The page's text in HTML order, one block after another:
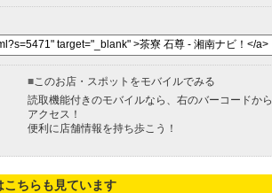
■ このお店・スポットをモバイルでみる
読取機能付きのモバイルなら、右のバーコードか
アクセス！
便利に店舗情報を持ち歩こう！
ちらも見ています